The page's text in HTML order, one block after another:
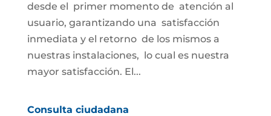
desde el primer momento de atención al
usuario, garantizando una satisfacción
inmediata y el retorno de los mismos a
nuestras instalaciones, lo cual es nuestra
mayor satisfacción. El...
Consulta ciudadana